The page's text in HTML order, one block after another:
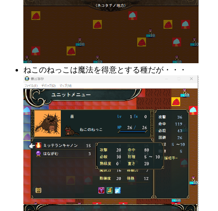
ねこのねっこは魔法を得意とする種だが・・・